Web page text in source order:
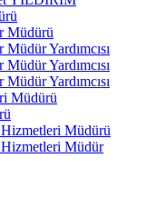
Müdürü
Yardımcısı
Yardımcısı
Yardımcısı
Müdürü
Müdürü
Müdür